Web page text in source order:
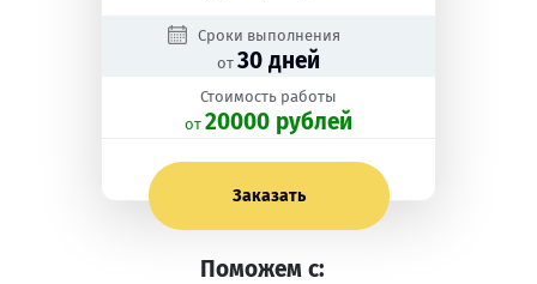
Сроки выполнения
от 30 дней
Стоимость работы
oт 20000 рублей
Заказать
Поможем с: